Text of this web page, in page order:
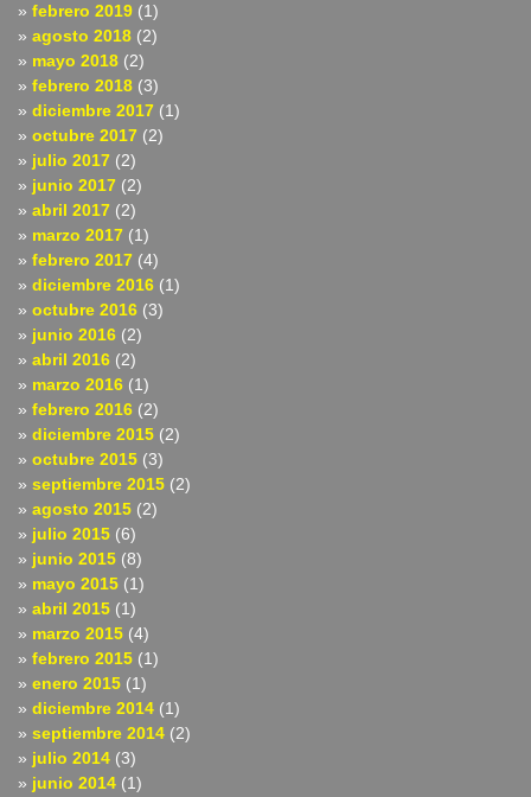
febrero 2019 (1)
agosto 2018 (2)
mayo 2018 (2)
febrero 2018 (3)
diciembre 2017 (1)
octubre 2017 (2)
julio 2017 (2)
junio 2017 (2)
abril 2017 (2)
marzo 2017 (1)
febrero 2017 (4)
diciembre 2016 (1)
octubre 2016 (3)
junio 2016 (2)
abril 2016 (2)
marzo 2016 (1)
febrero 2016 (2)
diciembre 2015 (2)
octubre 2015 (3)
septiembre 2015 (2)
agosto 2015 (2)
julio 2015 (6)
junio 2015 (8)
mayo 2015 (1)
abril 2015 (1)
marzo 2015 (4)
febrero 2015 (1)
enero 2015 (1)
diciembre 2014 (1)
septiembre 2014 (2)
julio 2014 (3)
junio 2014 (1)